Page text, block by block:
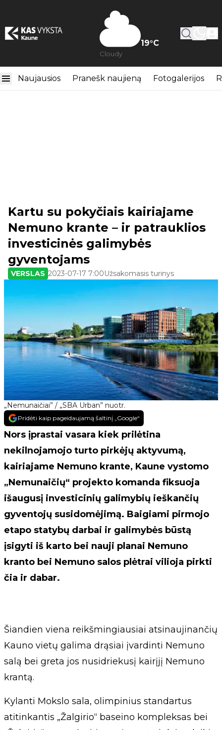
19°C
Cloudy
Naujausios Pranešk naujieną Fotogalerijos
„Nemunaičiai” / „SBA Urban” nuotr.
Kartu su pokyčiais kairiajame
Nemuno krante – ir patrauklios
investicinės galimybės
gyventojams
VERSLAS 2023-07-17 7:00Užsakomasis turinys
Pridėti kaip pageidaujamą šaltinį „Google“
Nors įprastai vasara kiek prilėtina
nekilnojamojo turto pirkėjų aktyvumą,
kairiajame Nemuno krante, Kaune vystomo
„Nemunaičių“ projekto komanda fiksuoja
išaugusį investicinių galimybių ieškančių
gyventojų susidomėjimą. Baigiami pirmojo
etapo statybų darbai ir galimybės būstą
įsigyti iš karto bei nauji planai Nemuno
kranto bei Nemuno salos plėtrai vilioja pirkti
čia ir dabar.
Šiandien viena reikšmingiausiai atsinaujinančių
Kauno vietų galima drąsiai įvardinti Nemuno
salą bei greta jos nusidriekusį kairįjį Nemuno
krantą.
Kylanti Mokslo sala, olimpinius standartus
atitinkantis „Žalgirio“ baseino kompleksas bei